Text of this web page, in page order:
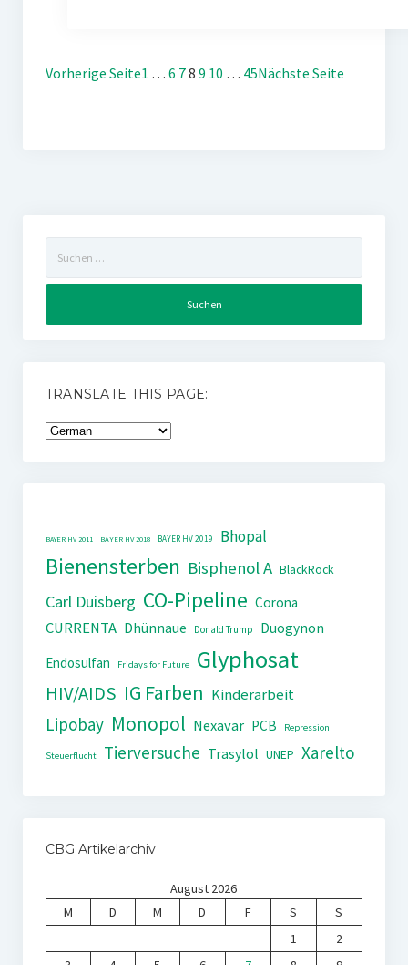
Vorherige Seite1 … 6 78 9 10 … 45Nächste Seite
nach:
TRANSLATE THIS PAGE:
BAYER HV 2011 BAYER HV 2018 BAYER HV 2019 Bhopal
Bienensterben Bisphenol A BlackRock
Carl Duisberg CO-Pipeline Corona
CURRENTA Dhünnaue Donald Trump
Duogynon
Endosulfan
Fridays for Future Glyphosat
HIV/AIDS IG Farben Kinderarbeit
Lipobay Monopol Nexavar PCB Repression
Steuerflucht Tierversuche Trasylol UNEP Xarelto
CBG Artikelarchiv
August 2026
M
D M D F S
S
1
2